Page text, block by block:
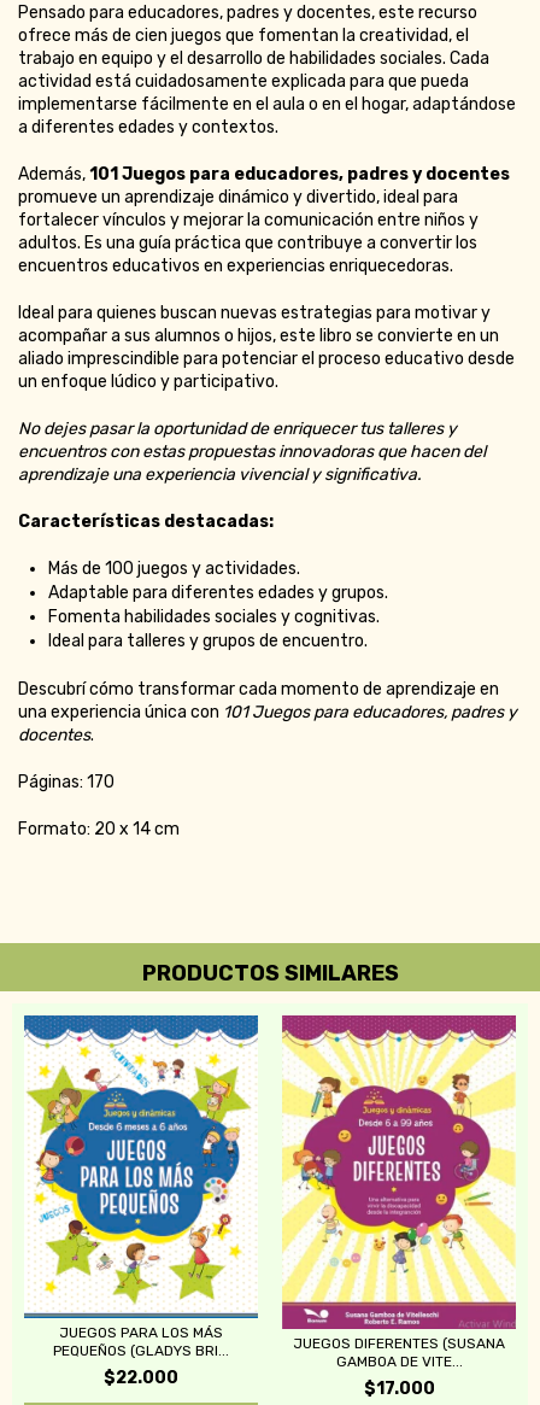
Pensado para educadores, padres y docentes, este recurso
ofrece más de cien juegos que fomentan la creatividad, el
trabajo en equipo y el desarrollo de habilidades sociales. Cada
actividad está cuidadosamente explicada para que pueda
implementarse fácilmente en el aula o en el hogar, adaptándose
a diferentes edades y contextos.
Además,101 Juegos para educadores, padres y docentes
promueve un aprendizaje dinámico y divertido, ideal para
fortalecer vínculos y mejorar la comunicación entre niños y
adultos. Es una guía práctica que contribuye a convertir los
encuentros educativos en experiencias enriquecedoras.
Ideal para quienes buscan nuevas estrategias para motivar y
acompañar a sus alumnos o hijos, este libro se convierte en un
aliado imprescindible para potenciar el proceso educativo desde
un enfoque lúdico y participativo.
No dejes pasar la oportunidad de enriquecer tus talleres y
encuentros con estas propuestas innovadoras que hacen del
aprendizaje una experiencia vivencial y significativa.
Características destacadas:
Más de 100 juegos y actividades.
Adaptable para diferentes edades y grupos.
Fomenta habilidades sociales y cognitivas.
Ideal para talleres y grupos de encuentro.
Descubrí cómo transformar cada momento de aprendizaje en
una experiencia única con 101 Juegos para educadores, padres y
docentes.
Páginas: 170
Formato: 20 x 14 cm
PRODUCTOS SIMILARES
JUEGOS PARA LOS MÁS
PEQUEÑOS (GLADYS BRI...
$22.000
JUEGOS DIFERENTES (SUSANA
GAMBOA DE VITE...
$17.000